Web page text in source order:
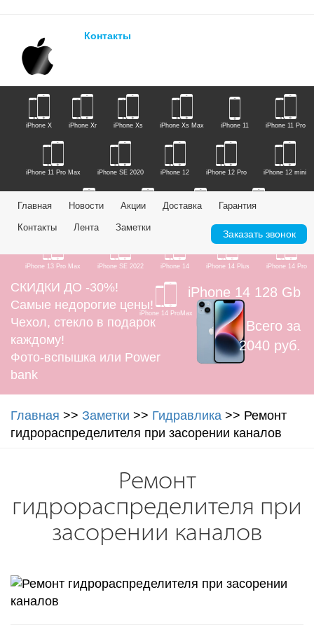
Контакты
iPhone X iPhone Xr iPhone Xs iPhone Xs Max iPhone 11 iPhone 11 Pro
iPhone 11 Pro Max iPhone SE 2020 iPhone 12 iPhone 12 Pro iPhone 12 mini
iPhone 13 Pro Max iPhone SE 2022 iPhone 14 iPhone 14 Plus iPhone 14 Pro
iPhone 14 ProMax
Главная Новости Акции Доставка Гарантия
Контакты Лента Заметки
Заказать звонок
СКИДКИ ДО -30%!
Самые недорогие цены!
Чехол, стекло в подарок
каждому!
Фото-вспышка или Power
bank
iPhone 14 128 Gb
Всего за
2040 руб.
Главная >> Заметки >> Гидравлика >> Ремонт
гидрораспределителя при засорении каналов
Ремонт
гидрораспределителя при
засорении каналов